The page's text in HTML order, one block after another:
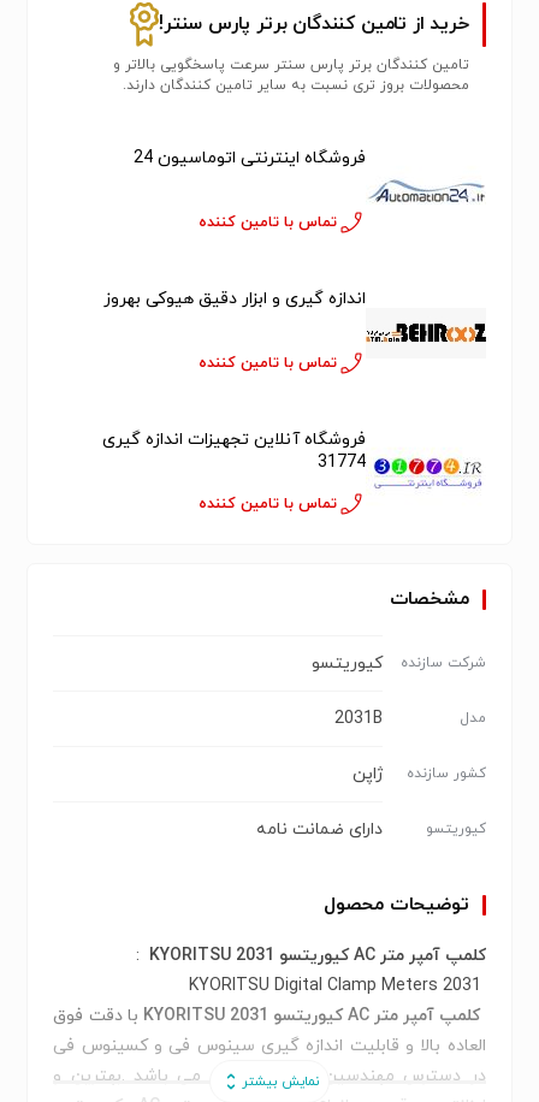
خرید از تامین کنندگان برتر پارس سنتر!
تامین کنندگان برتر پارس سنتر سرعت پاسخگویی بالاتر و
محصولات بروز تری نسبت به سایر تامین کنندگان دارند.
فروشگاه اینترنتی اتوماسیون 24
تماس با تامین کننده
اندازه گیری و ابزار دقیق هیوکی بهروز
تماس با تامین کننده
فروشگاه آنلاین تجهیزات اندازه گیری
31774
تماس با تامین کننده
مشخصات
شرکت سازنده کیوریتسو
مدل 2031B
کشور سازنده ژاپن
کیوریتسو دارای ضمانت نامه
توضیحات محصول
کلمپ آمپر متر AC کیوریتسو KYORITSU 2031
:
کلمپ آمپر متر AC کیوریتسو KYORITSU 2031
با دقت فوق
العاده بالا و قابلیت اندازه گیری سینوس فی و کسینوس فی
در دسترس مهندسین و کاربران عزیز می باشد .بهترین و